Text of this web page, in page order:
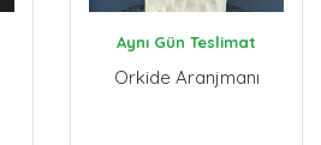
Aynı Gün Teslimat
Orkide Aranjmanı